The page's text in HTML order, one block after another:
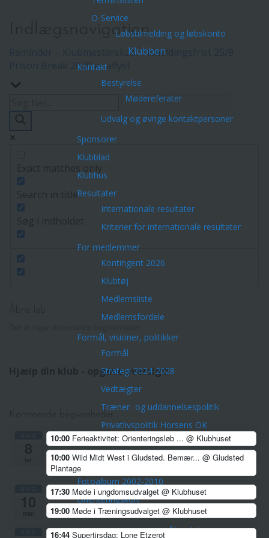
O-Service
Løbstilmelding og løbskonto
Klubben
Kontakt
Bestyrelse
Mødereferater
Udvalg og øvrige kontaktpersoner
Sponsorer
Klubblad
Klubhus
Resultater
Internationale resultater
Kriterier for internationale resultater
For medlemmer
Kontingent 2026
Klubtøj
Medlemsliste
Medlemsfordele
Formål, visioner, politikker
Formål
Strategi 2024-2028
Vedtægter
Træner- og uddannelsespolitik
Privatlivspolitik Horsens OK
Cookies politik
Historie – bestyrelse – pokaler
Fotoalbum 2002-2010
Orienteringskort
Aktiviteter
Arrangementer/Åbne løb
Indlægsnavigation
Reminder – Klubmesterskab. Tilmeldingsfrist 25/9
Prison Break 2020 er aflyst
Hjælp din klub - opgave oversigt!
10:00 Ferieaktivitet: Orienteringsløb ... @ Klubhuset
10:00 Wild Midt West i Gludsted. Bemær... @ Gludsted
Plantage
17:30 Møde i ungdomsudvalget @ Klubhuset
19:00 Møde i Træningsudvalget @ Klubhuset
16:44 Supertirsdag: Lone Etzerot